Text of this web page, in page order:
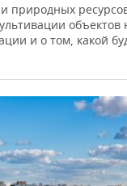
природных
объектов
и о том, какой